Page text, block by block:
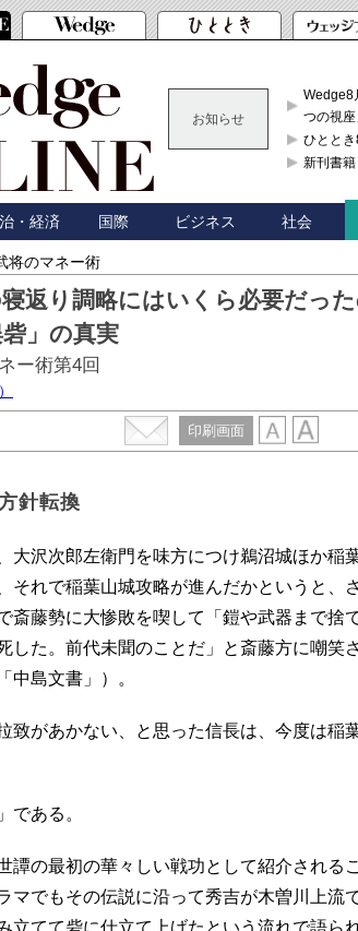
お知らせ
Wedge8
つの視座
ひとと
新刊書籍
・経済 国際 ビジネス 社会
将のマネー術
返り調略にはいくら必要だっ
」の真実
ー術第4回
印刷画面
針転換
大沢次郎左衛門を味方につけ鵜沼城ほか稲
それで稲葉山城攻略が進んだかというと、
斎藤勢に大惨敗を喫して「鎧や武器まで捨
した。前代未聞のことだ」と斎藤方に嘲笑
中島文書」）。
致があかない、と思った信長は、今度は稲
ある。
譚の最初の華々しい戦功として紹介される
マでもその伝説に沿って秀吉が木曽川上流
立てて砦に仕立て上げたという流れで語ら